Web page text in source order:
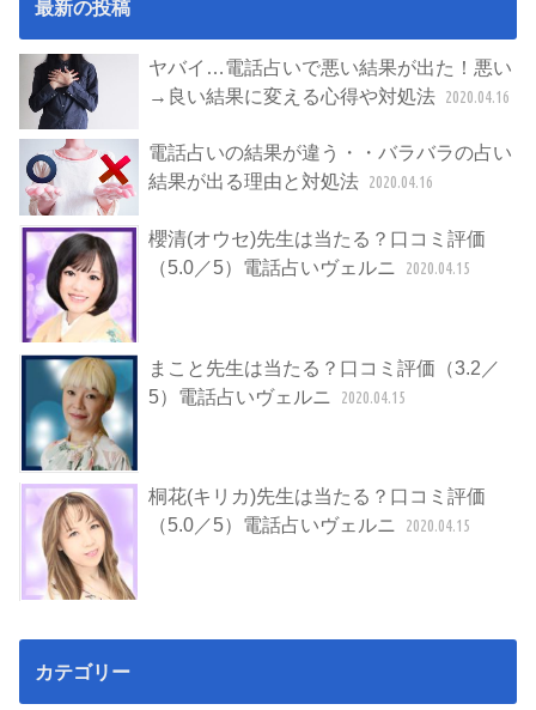
最新の投稿
ヤバイ…電話占いで悪い結果が出た！悪い
→良い結果に変える心得や対処法 2020.04.16
電話占いの結果が違う・・バラバラの占い
結果が出る理由と対処法 2020.04.16
櫻清(オウセ)先生は当たる？口コミ評価
（5.0／5）電話占いヴェルニ
2020.04.15
まこと先生は当たる？口コミ評価（3.2／
5）電話占いヴェルニ
2020.04.15
桐花(キリカ)先生は当たる？口コミ評価
（5.0／5）電話占いヴェルニ
2020.04.15
カテゴリー